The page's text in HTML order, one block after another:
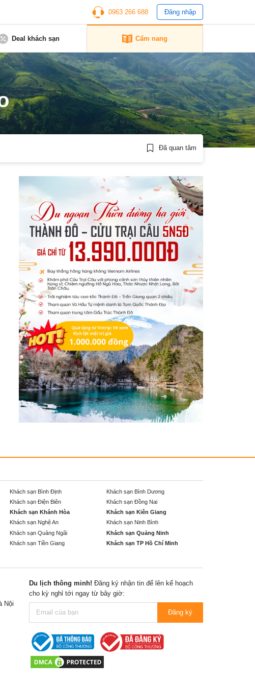
0963 266 688 Đăng nhập
Deal khách sạn Cẩm nang
Đã quan tâm
Khách sạn Bình Định
Khách sạn Bình Dương
Khách sạn Điện Biên
Khách sạn Đồng Nai
Khách sạn Khánh Hòa
Khách sạn Kiên Giang
Khách sạn Nghệ An
Khách sạn Ninh Bình
Khách sạn Quảng Ngãi
Khách sạn Quảng Ninh
Khách sạn Tiền Giang
Khách sạn TP Hồ Chí Minh
Nội
Du lịch thông minh! Đăng ký nhận tin để lên kế hoạch
cho kỳ nghỉ tới ngay từ bây giờ:
Đăng ký